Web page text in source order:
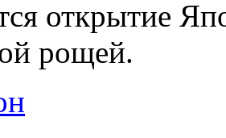
открытие
рощей.